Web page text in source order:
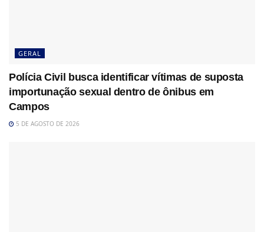
GERAL
Polícia Civil busca identificar vítimas de suposta
importunação sexual dentro de ônibus em
Campos
5 DE AGOSTO DE 2026